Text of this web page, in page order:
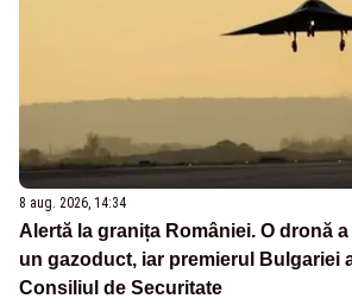
8 aug. 2026, 14:34
Alertă la granița României. O dronă
un gazoduct, iar premierul Bulgariei
Consiliul de Securitate